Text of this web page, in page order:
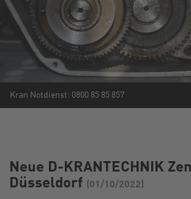
Kran Notdienst: 0800 85 85 857
Neue D-KRANTECHNIK
Düsseldorf
(01/10/2022)